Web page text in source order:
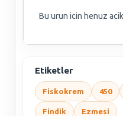
Bu urun icin henuz
Etiketler
Fiskokrem 450
Findik Ezmesi